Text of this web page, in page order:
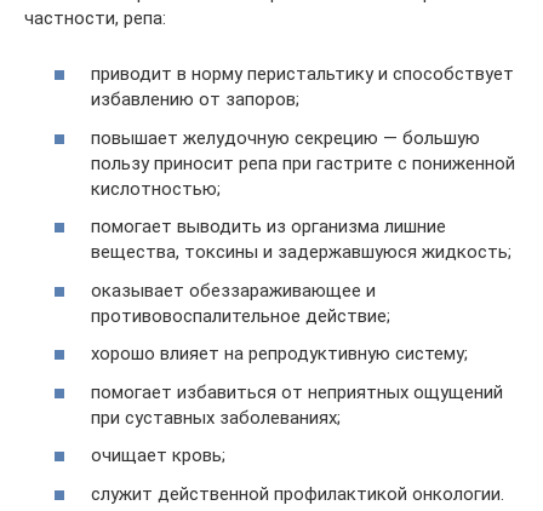
частности, репа:
приводит в норму перистальтику и способствует
избавлению от запоров;
повышает желудочную секрецию — большую
пользу приносит репа при гастрите с пониженной
кислотностью;
помогает выводить из организма лишние
вещества, токсины и задержавшуюся жидкость;
оказывает обеззараживающее и
противовоспалительное действие;
хорошо влияет на репродуктивную систему;
помогает избавиться от неприятных ощущений
при суставных заболеваниях;
очищает кровь;
служит действенной профилактикой онкологии.